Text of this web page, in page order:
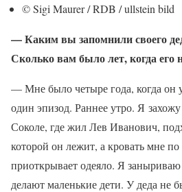
© Sigi Maurer / RDB / ullstein bild
— Каким вы запомнили своего
Сколько вам было лет, когда его
— Мне было четыре года, когда он
один эпизод. Раннее утро. Я
Соколе, где жил Лев Иванович,
которой он лежит, а кровать мне
приоткрывает одеяло. Я
делают маленькие дети. У деда не